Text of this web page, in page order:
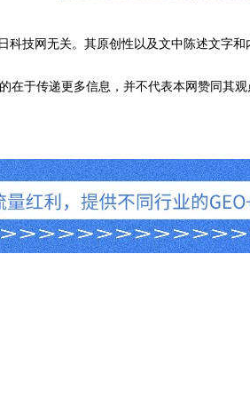
科技网无关。其原创性以及文中陈述文字
于传递更多信息，并不代表本网赞同其